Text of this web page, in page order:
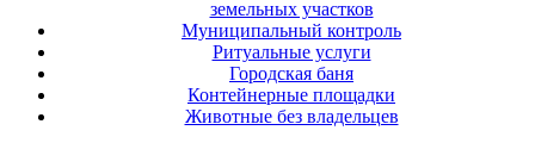
земельных участков
Муниципальный контроль
Ритуальные услуги
Городская баня
Контейнерные площадки
Животные без владельцев